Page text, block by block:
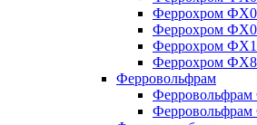
Феррохром
Феррохром
Феррохром
Феррохром
Ферровольфрам